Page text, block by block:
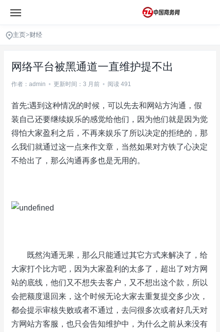
主页>财经
网络平台被黑通道一直维护提不出
作者：admin • 更新时间：3 月前 • 阅读 491
首先;遇到这种情况的时候，可以先去和网站方沟通，假
装自己还要继续娱乐的感觉给他们，因为他们就是因为觉
得怕大家盈利之后，不再来娱乐了所以决定的拒绝的，那
么我们就通过这一点来作文章，当然如果对方铁了心决定
不给出了，那么沟通再多也是无用的。
既然沟通无果，那么只能通过其它方式来解决了，给
大家打个比方吧，因为大家盈利的太多了，超出了对方网
站的底线，他们又不想失去客户，又不想出这个款，所以
会把额度退回来，这个时候无论大家去重复提交多少次，
都会提示审核失败或者不通过，去问很多次或者好几天对
方网站方客服，也只会告知维护中，为什么之前从来没有